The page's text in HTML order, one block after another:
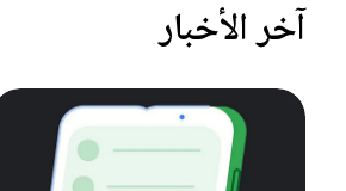
آخر الأخبار